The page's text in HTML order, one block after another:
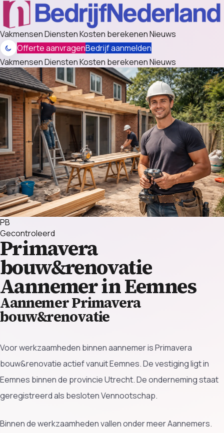
VakmensenDienstenKosten berekenenNieuws
Offerte aanvragenBedrijf aanmelden
VakmensenDienstenKosten berekenenNieuws
PB
Gecontroleerd
Primavera
bouw&renovatie
Aannemer in Eemnes
Aannemer Primavera
bouw&renovatie
Voor werkzaamheden binnen aannemer is Primavera
bouw&renovatie actief vanuit Eemnes. De vestiging ligt in
Eemnes binnen de provincie Utrecht. De onderneming staat
geregistreerd als besloten Vennootschap.
Binnen de werkzaamheden vallen onder meer Aannemers.